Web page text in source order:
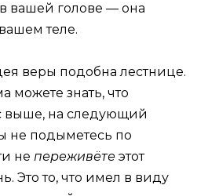
вашей голове — она
теле.
веры подобна лестнице.
можете знать, что
выше, на следующий
не подыметесь по
не переживёте этот
Это то, что имел в виду